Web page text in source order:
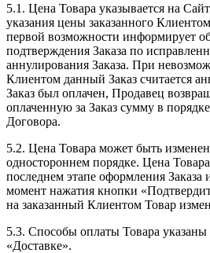
5.1. Цена Товара указывается на
указания цены заказанного
первой возможности информирует
подтверждения Заказа по
аннулирования Заказа. При
Клиентом данный Заказ считается
Заказ был оплачен, Продавец
оплаченную за Заказ сумму в
Договора.
5.2. Цена Товара может быть
одностороннем порядке. Цена
последнем этапе оформления Заказа
момент нажатия кнопки
на заказанный Клиентом Товар
5.3. Способы оплаты Товара указаны
«Доставке».